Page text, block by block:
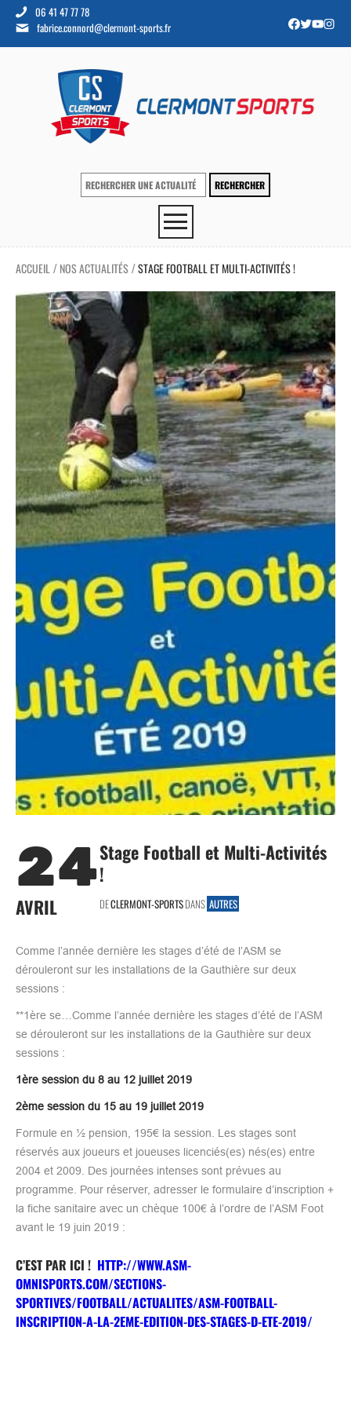
06 41 47 77 78
fabrice.connord@clermont-sports.fr
ACCUEIL / NOS ACTUALITÉS /STAGE FOOTBALL ET MULTI-ACTIVITÉS !
24
AVRIL
Stage Football et Multi-Activités
!
DECLERMONT-SPORTSDANS AUTRES
Comme l’année dernière les stages d’été de l’ASM se
dérouleront sur les installations de la Gauthière sur deux
sessions :
**1ère se…Comme l’année dernière les stages d’été de l’ASM
se dérouleront sur les installations de la Gauthière sur deux
sessions :
1ère session du 8 au 12 juillet 2019
2ème session du 15 au 19 juillet 2019
Formule en ½ pension, 195€ la session. Les stages sont
réservés aux joueurs et joueuses licenciés(es) nés(es) entre
2004 et 2009. Des journées intenses sont prévues au
programme. Pour réserver, adresser le formulaire d’inscription +
la fiche sanitaire avec un chèque 100€ à l’ordre de l’ASM Foot
avant le 19 juin 2019 :
C’EST PAR ICI ! HTTP://WWW.ASM-
OMNISPORTS.COM/SECTIONS-
SPORTIVES/FOOTBALL/ACTUALITES/ASM-FOOTBALL-
INSCRIPTION-A-LA-2EME-EDITION-DES-STAGES-D-ETE-2019/